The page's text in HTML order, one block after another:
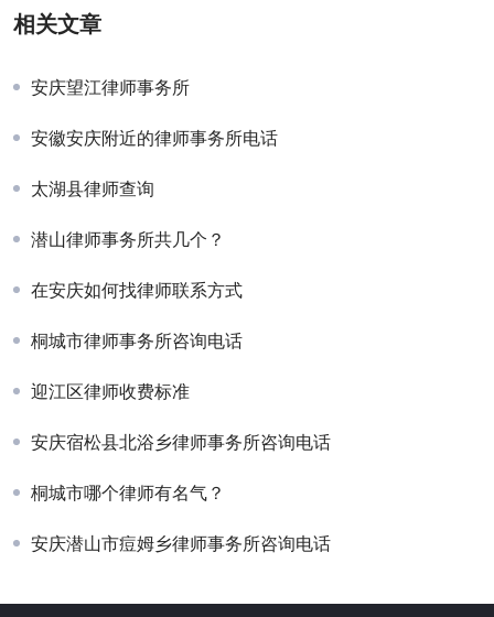
相关文章
安庆望江律师事务所
安徽安庆附近的律师事务所电话
太湖县律师查询
潜山律师事务所共几个？
在安庆如何找律师联系方式
桐城市律师事务所咨询电话
迎江区律师收费标准
安庆宿松县北浴乡律师事务所咨询电话
桐城市哪个律师有名气？
安庆潜山市痘姆乡律师事务所咨询电话